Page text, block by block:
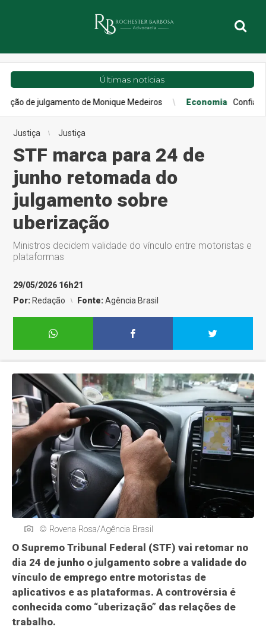
Últimas notícias
julgamento de Monique Medeiros Economia Confiança do
Justiça Justiça
STF marca para 24 de
junho retomada do
julgamento sobre
uberização
Ministros decidem validade do vínculo entre motoristas e
plataformas
29/05/2026 16h21
Por: Redação Fonte:Agência Brasil
© Rovena Rosa/Agência Brasil
O Supremo Tribunal Federal (STF) vai retomar no
dia 24 de junho o julgamento sobre a validade do
vínculo de emprego entre motoristas de
aplicativos e as plataformas. A controvérsia é
conhecida como “uberização” das relações de
trabalho.